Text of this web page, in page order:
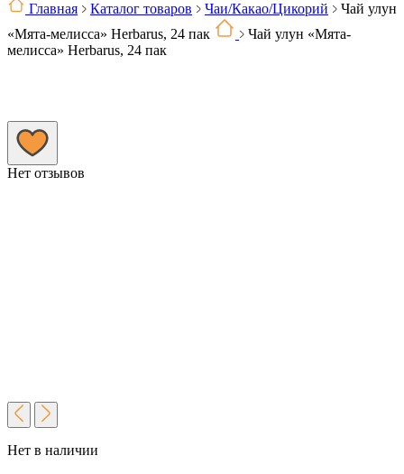
Главная Каталог товаров Чаи/Какао/Цикорий
Чай улун
«Мята-мелисса» Herbarus, 24 пак
Чай улун «Мята-
мелисса» Herbarus, 24 пак
Нет отзывов
Нет в наличии